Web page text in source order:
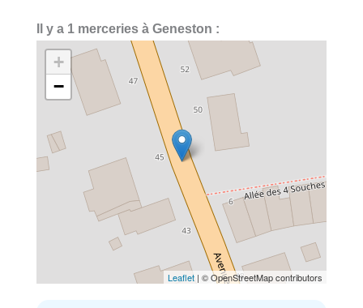
Il y a 1 merceries à Geneston :
+
−
Leaflet | © OpenStreetMap contributors